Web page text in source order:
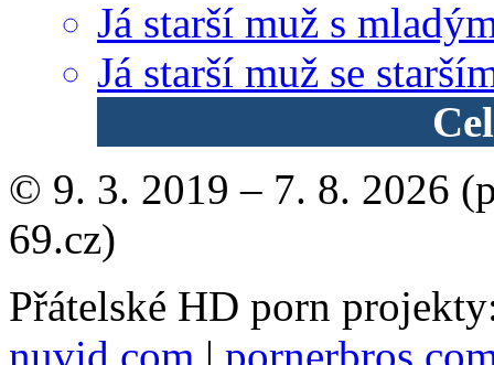
Já starší muž s
Já starší muž se
© 9. 3. 2019 – 7. 8. 2026
69.cz)
Přátelské HD porn